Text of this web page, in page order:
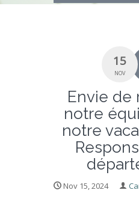
15
NOV
Envie de
notre
notre
Nov 15, 2024